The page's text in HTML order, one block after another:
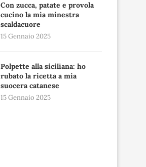
Con zucca, patate e provola
cucino la mia minestra
scaldacuore
15 Gennaio 2025
Polpette alla siciliana: ho
rubato la ricetta a mia
suocera catanese
15 Gennaio 2025